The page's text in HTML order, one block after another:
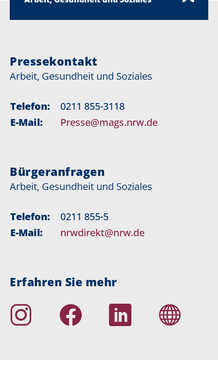
Pressekontakt
Arbeit, Gesundheit und Soziales
Telefon:
0211 855-3118
E-Mail:
Presse@mags.nrw.de
Bürgeranfragen
Arbeit, Gesundheit und Soziales
Telefon:
0211 855-5
E-Mail:
nrwdirekt@nrw.de
Erfahren Sie mehr